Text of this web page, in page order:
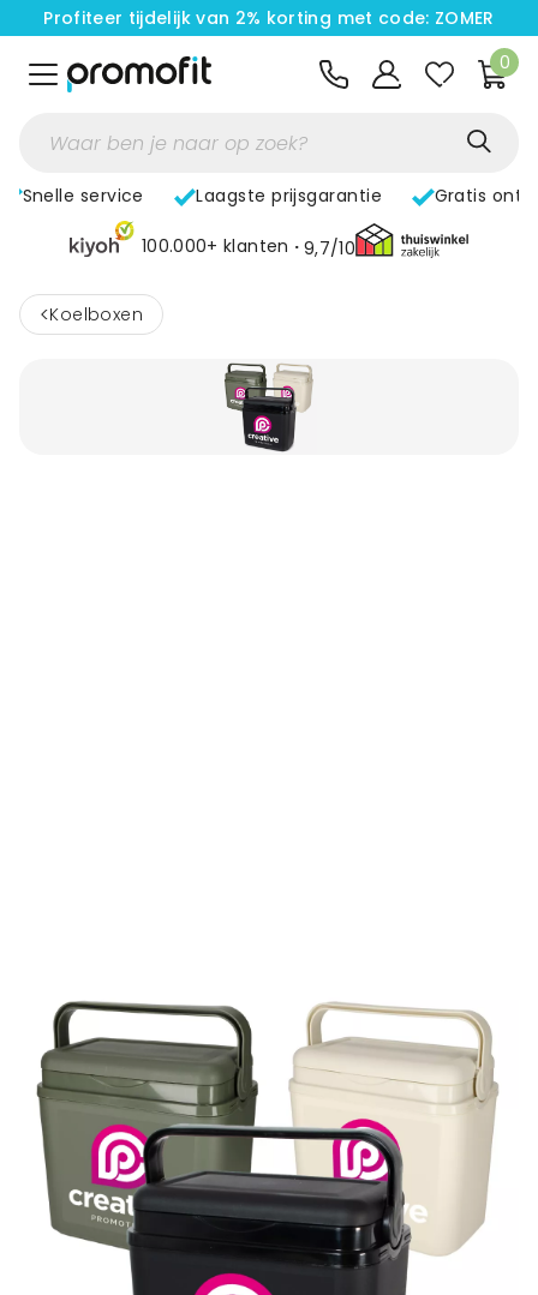
Profiteer tijdelijk van 2% korting met code: ZOMER
0
Snelle service Laagste prijsgarantie Gratis
100.000+ klanten 9,7/10
< Koelboxen